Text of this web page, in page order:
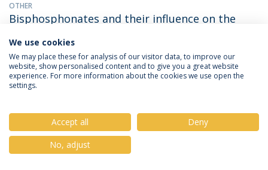
OTHER
Bisphosphonates and their influence on the
Tiago Miguel Santos Marques
(with Cristina Rebelo). 2022. EAO
Congress Geneva 2022
Caracterização da exposição gengival do maxilar
superior durante quatro expressões faciais
Tiago Miguel Santos Marques
(with Mendes, Magda de Freitas
We use cookies
We may place these for analysis of our visitor data, to improve our
website, show personalised content and to give you a great website
experience. For more information about the cookies we use open the
settings.
Accept all
Deny
No, adjust